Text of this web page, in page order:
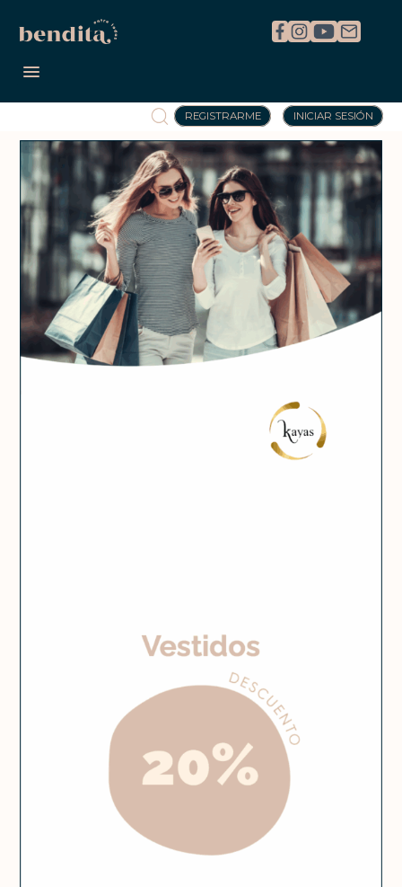
REGISTRARME INICIAR SESIÓN